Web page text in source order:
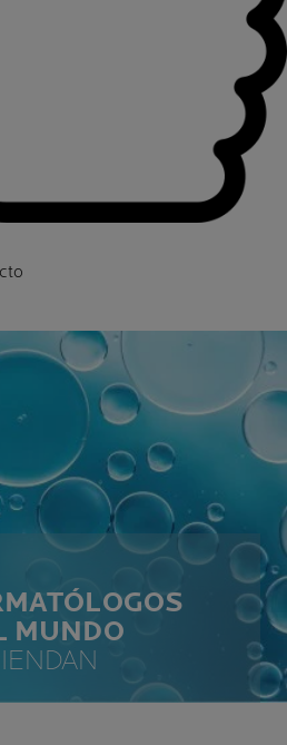
MUNDO